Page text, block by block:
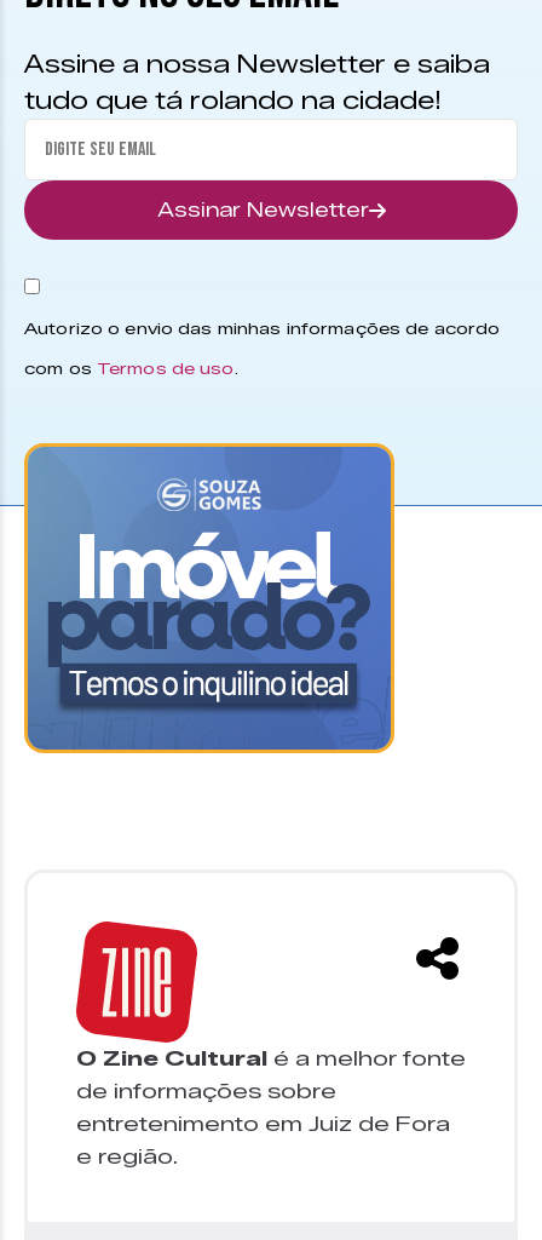
Assine a nossa Newsletter e saiba
tudo que tá rolando na cidade!
Assinar Newsletter
Autorizo o envio das minhas informações de acordo
com os Termos de uso.
O Zine Cultural é a melhor fonte
de informações sobre
entretenimento em Juiz de Fora
e região.